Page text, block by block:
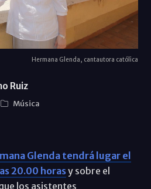
Hermana Glenda, cantautora católica
Ruiz
Música
Glenda tendrá lugar el
20.00 horasy sobre el
los asistentes